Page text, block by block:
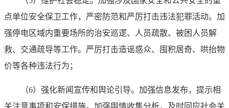
点单位安全保卫工作，严密防范和严厉打击违法犯罪活动。加
强停电区域内重要场所的治安巡逻、人员疏散、被困人员解
救、交通疏导等工作。严厉打击造谣惑众、囤积居奇、哄抬物
价等各种违法行为；
（6）强化新闻宣传和舆论引导。加强信息发布，提示相
关注意事项和安保措施。加强舆情收集分析，及时回应社会关